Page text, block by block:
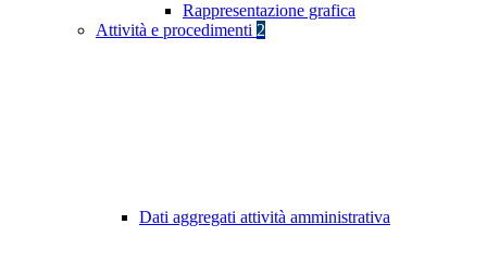
Rappresentazione grafica
Attività e procedimenti 2
Dati aggregati attività amministrativa